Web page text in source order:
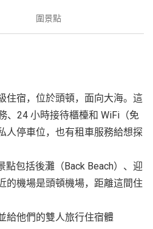
圍景點
住宿，位於頭頓，面向大海。這
、24 小時接待櫃檯和 WiFi（免
人停車位，也有租車服務給想探
點包括後灘（Back Beach）、迎
的機場是頭頓機場，距離這間住
給他們的雙人旅行住宿體